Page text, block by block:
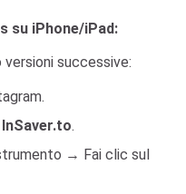
su iPhone/iPad:
versioni successive:
InSaver.to.
→ Fai clic sul